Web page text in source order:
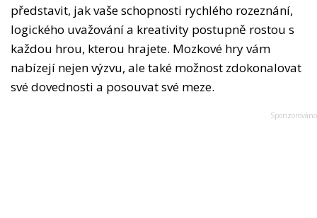
představit, jak vaše schopnosti rychlého rozeznání,
logického uvažování a kreativity postupně rostou s
každou hrou, kterou hrajete. Mozkové hry vám
nabízejí nejen výzvu, ale také možnost zdokonalovat
své dovednosti a posouvat své meze.